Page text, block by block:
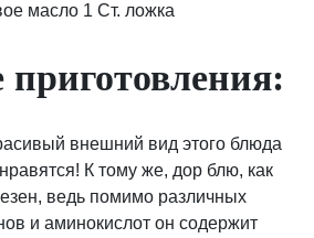
масло 1 Ст. ложка
внешний вид этого блюда
К тому же, дор блю, как
ведь помимо различных
и аминокислот он содержит